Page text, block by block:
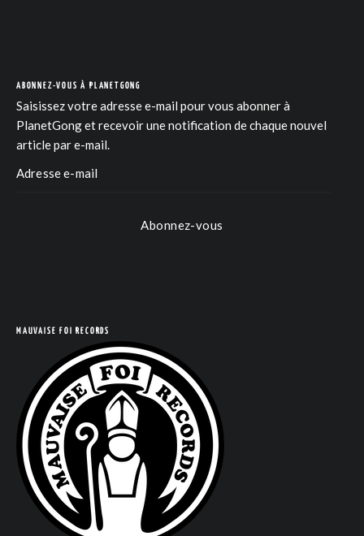
ABONNEZ-VOUS À PLANETGONG
Saisissez votre adresse e-mail pour vous abonner à
PlanetGong et recevoir une notification de chaque nouvel
article par e-mail.
Abonnez-vous
MAUVAISE FOI RECORDS